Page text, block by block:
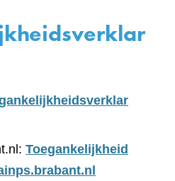
Toegankelijkheid